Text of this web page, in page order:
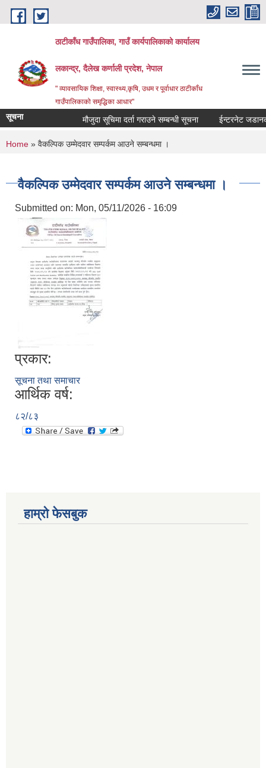
Skip to main content
ठाटीकाँध गाउँपालिका, गाउँ कार्यपालिकाको कार्यालय
लकान्द्र, दैलेख कर्णाली प्रदेश, नेपाल
" व्यावसायिक शिक्षा, स्वास्थ्य,कृषि, उधम र पूर्वाधार ठाटीकाँध
गाउँपालिकाको समृद्धिका आधार"
सूचना मौजुदा सूचिमा दर्ता गराउने सम्बन्धी सूचना ईन्टरनेट
You are here
Home » वैकल्पिक उम्मेदवार सम्पर्कम आउने सम्बन्धमा ।
वैकल्पिक उम्मेदवार सम्पर्कम आउने सम्बन्धमा ।
Submitted on: Mon, 05/11/2026 - 16:09
प्रकार:
सूचना तथा समाचार
आर्थिक वर्ष:
८२/८३
हाम्रो फेसबुक